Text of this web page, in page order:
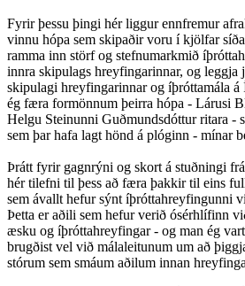
Fyrir þessu þingi hér liggur ennfremur
vinnu hópa sem skipaðir voru í kjölfar
ramma inn störf og stefnumarkmið
innra skipulags hreyfingarinnar, og leggja
skipulagi hreyfingarinnar og íþróttamála
ég færa formönnum þeirra hópa - Lárusi
Helgu Steinunni Guðmundsdóttur ritara -
sem þar hafa lagt hönd á plóginn - mínar
Þrátt fyrir gagnrýni og skort á stuðningi
hér tilefni til þess að færa þakkir til eins
sem ávallt hefur sýnt íþróttahreyfingunni
Þetta er aðili sem hefur verið ósérhlífinn
æsku og íþróttahreyfingar - og man ég
brugðist vel við málaleitunum um að
stórum sem smáum aðilum innan